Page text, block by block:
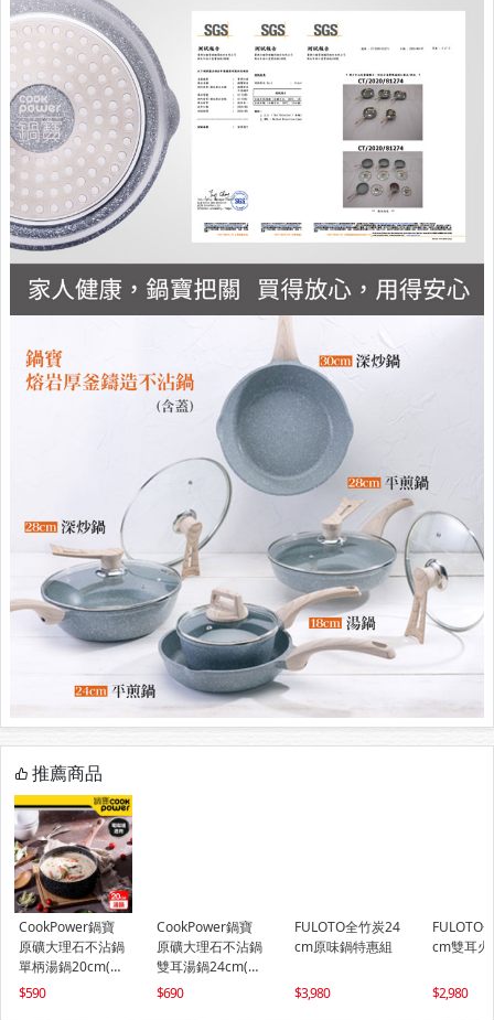
推薦商品
CookPower鍋寶
原礦大理石不沾鍋
單柄湯鍋20cm(含
蓋) IH/電磁爐適用
590
CookPower鍋寶
原礦大理石不沾鍋
雙耳湯鍋24cm(含
蓋) IH/電磁爐適用
690
FULOTO全竹炭24
cm原味鍋特惠組
3,980
FULOTO
cm雙耳火
2,980